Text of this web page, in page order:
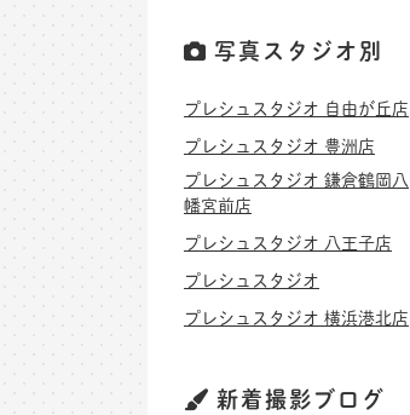
写真スタジオ別
プレシュスタジオ 自由が丘店
プレシュスタジオ 豊洲店
プレシュスタジオ 鎌倉鶴岡八
幡宮前店
プレシュスタジオ 八王子店
プレシュスタジオ
プレシュスタジオ 横浜港北店
新着撮影ブログ